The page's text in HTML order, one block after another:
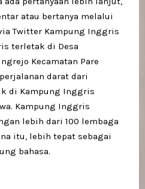
atau bertanya melalui
Twitter Kampung Inggris
terletak di Desa
Kecamatan Pare
darat dari
di Kampung Inggris
Kampung Inggris
lebih dari 100 lembaga
itu, lebih tepat sebagai
bahasa.